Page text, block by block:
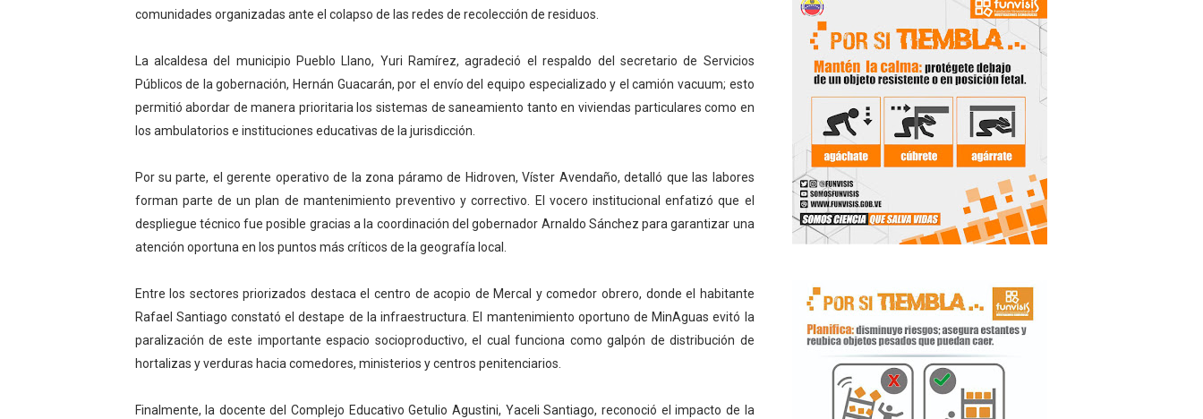
Fundecem inició con éxito el taller vacacional de origami
El Lactario del Iahula celebra la Semana Mundial de la Lactancia Materna
Plan Vacacional "Venezuela Ríe 2026" brinda recreación y cultura a niños del municipio Libertador
Iniciación al yoga reúne a diversos clubes deportivos de Zea en una enriquecedora jornada vacacional
Mincomunas impulsa el autogobierno en Mérida con plan de actualización y atención territorial
comunidades organizadas ante el colapso de las redes de recolección de residuos.
La alcaldesa del municipio Pueblo Llano, Yuri Ramírez, agradeció el respaldo del secretario de Servicios
Públicos de la gobernación, Hernán Guacarán, por el envío del equipo especializado y el camión vacuum; esto
permitió abordar de manera prioritaria los sistemas de saneamiento tanto en viviendas particulares como en
los ambulatorios e instituciones educativas de la jurisdicción.
Por su parte, el gerente operativo de la zona páramo de Hidroven, Víster Avendaño, detalló que las labores
forman parte de un plan de mantenimiento preventivo y correctivo. El vocero institucional enfatizó que el
despliegue técnico fue posible gracias a la coordinación del gobernador Arnaldo Sánchez para garantizar una
atención oportuna en los puntos más críticos de la geografía local.
Entre los sectores priorizados destaca el centro de acopio de Mercal y comedor obrero, donde el habitante
Rafael Santiago constató el destape de la infraestructura. El mantenimiento oportuno de MinAguas evitó la
paralización de este importante espacio socioproductivo, el cual funciona como galpón de distribución de
hortalizas y verduras hacia comedores, ministerios y centros penitenciarios.
Finalmente, la docente del Complejo Educativo Getulio Agustini, Yaceli Santiago, reconoció el impacto de la